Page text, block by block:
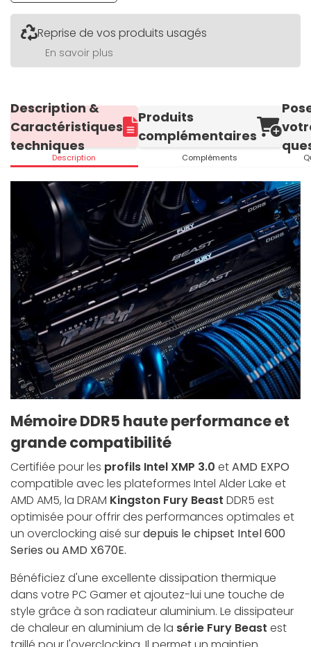
Reprise de vos produits usagés
En savoir plus
Description &
Caractéristiques
techniques
Description
Produits
complémentaires
Compléments
Mémoire DDR5 haute performance et
grande compatibilité
Certifiée pour les profils Intel XMP 3.0 etAMD EXPO
compatible avec les plateformes Intel Alder Lake et
AMD AM5, la DRAM Kingston Fury Beast DDR5 est
optimisée pour offrir des performances optimales et
un overclocking aisé surdepuis le chipset Intel 600
Series ou AMD X670E.
Bénéficiez d'une excellente dissipation thermique
dans votre PC Gamer et ajoutez-lui une touche de
style grâce à son radiateur aluminium. Le dissipateur
de chaleur en aluminium de la série Fury Beast est